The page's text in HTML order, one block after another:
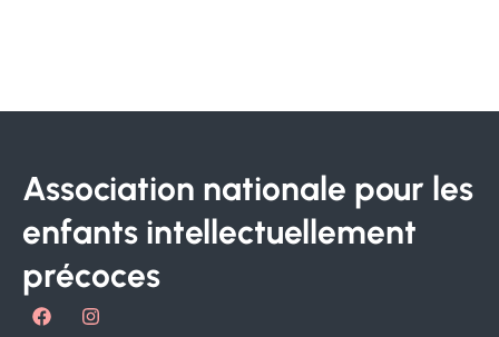
Association nationale pour les
enfants intellectuellement
précoces
F
a
I
n